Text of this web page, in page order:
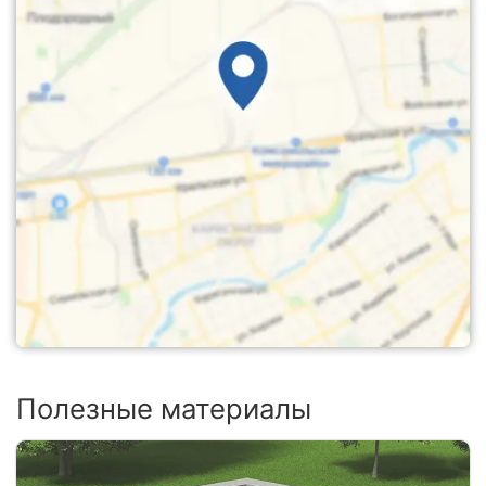
Полезные материалы